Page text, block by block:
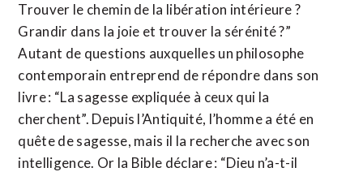
Trouver le chemin de la libération intérieure ?
Grandir dans la joie et trouver la sérénité ?”
Autant de questions auxquelles un philosophe
contemporain entreprend de répondre dans son
livre : “La sagesse expliquée à ceux qui la
cherchent”. Depuis l’Antiquité, l’homme a été en
quête de sagesse, mais il la recherche avec son
intelligence. Or la Bible déclare : “Dieu n’a-t-il